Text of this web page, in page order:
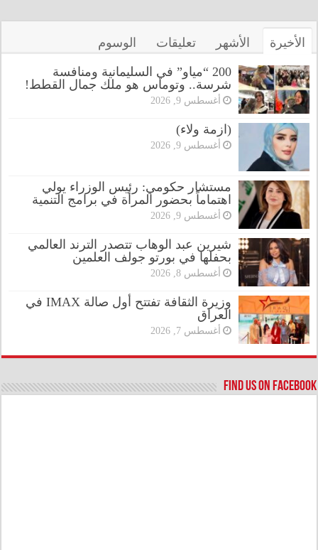
الأخيرة الأشهر تعليقات الوسوم
200 “مياو” في السليمانية ومنافسة
شرسة.. وتوماس هو ملك جمال القطط!
أغسطس 9, 2026
(ازمة ولاء)
أغسطس 9, 2026
مستشار حكومي: رئيس الوزراء يولي
اهتماماً بحضور المرأة في برامج التنمية
أغسطس 9, 2026
شيرين عبد الوهاب تتصدر الترند العالمي
بحفلها في بورتو جولف العلمين
أغسطس 8, 2026
وزيرة الثقافة تفتتح أول صالة IMAX في
العراق
أغسطس 7, 2026
Find us on Facebook